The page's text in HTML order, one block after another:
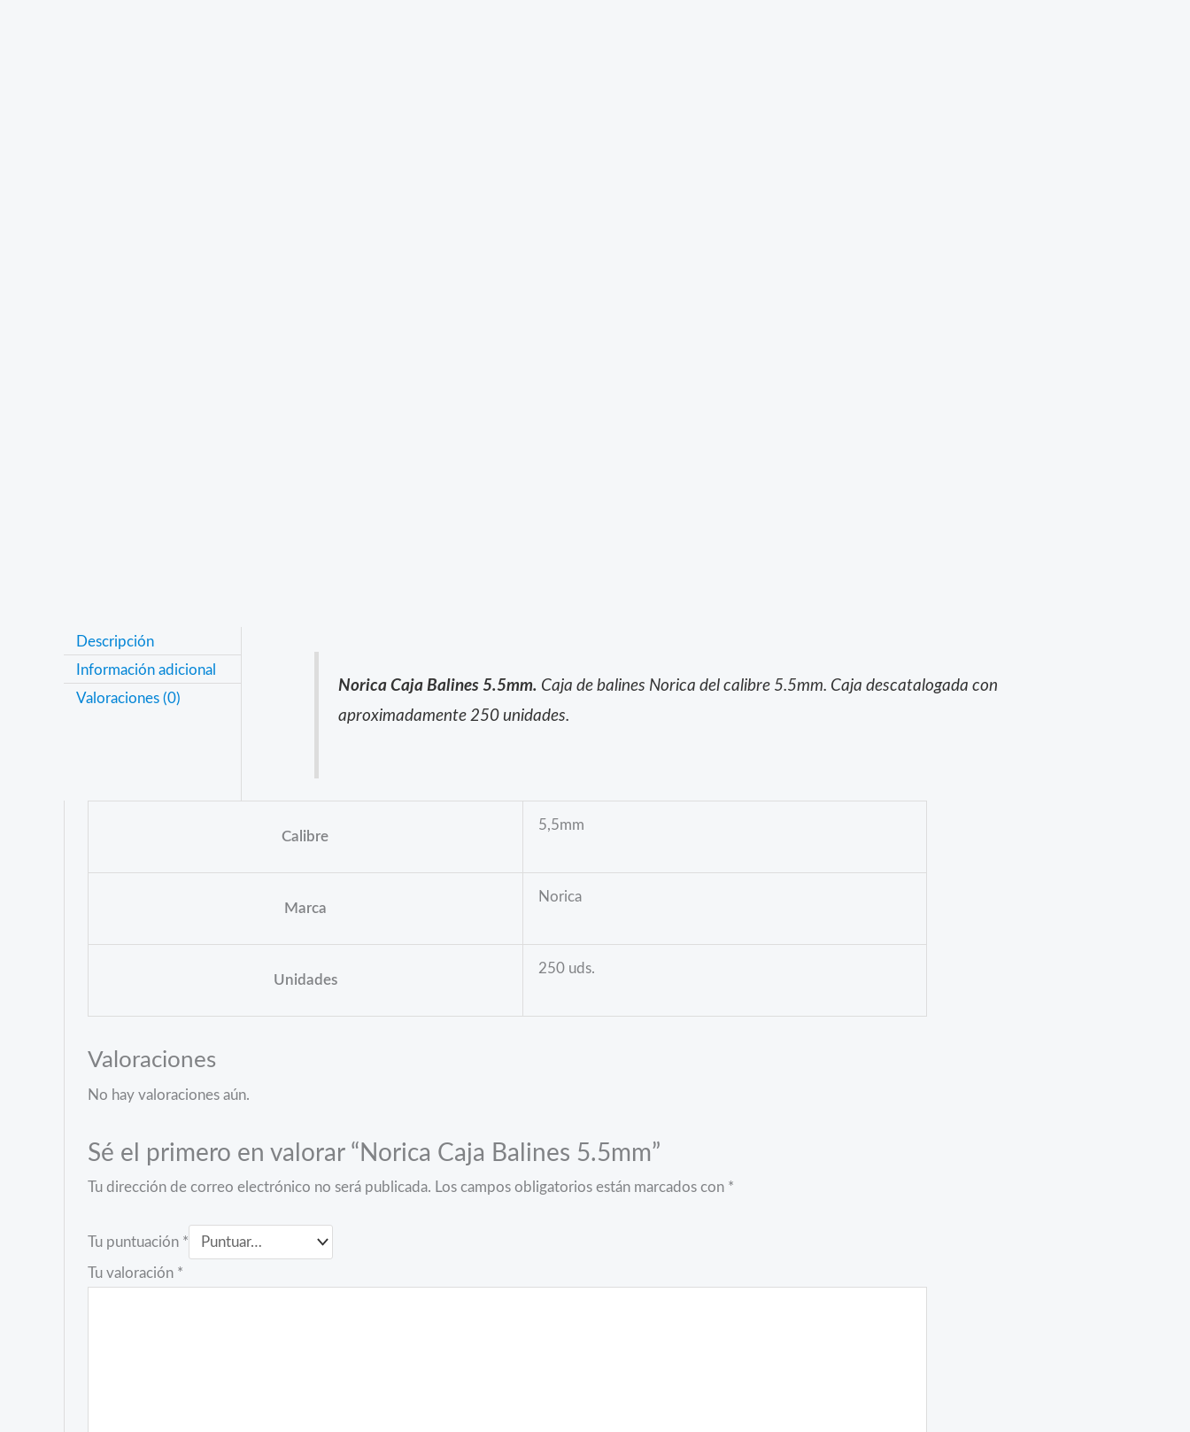
Descripción
Información adicional
Valoraciones (0)
Norica Caja Balines 5.5mm. Caja de balines Norica del calibre 5.5mm. Caja descatalogada con
aproximadamente 250 unidades.
Calibre
5,5mm
Marca
Norica
Unidades
250 uds.
Valoraciones
No hay valoraciones aún.
Sé el primero en valorar “Norica Caja Balines 5.5mm”
Tu dirección de correo electrónico no será publicada. Los campos obligatorios están marcados con *
Tu puntuación *
Tu valoración *